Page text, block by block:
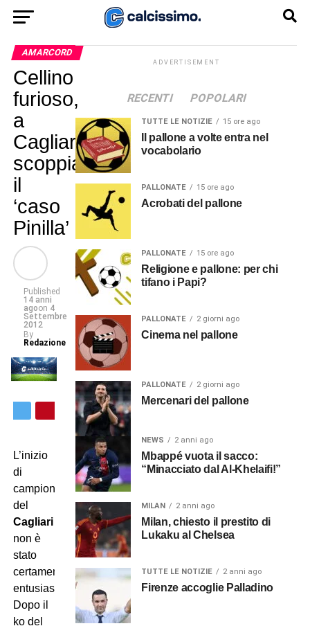
AMARCORD
Cellino
furioso,
a
Cagliari
scoppia
il
‘caso
Pinilla’
Published
14 anni
agoon 4
Settembre
2012
By
Redazione
L’inizio
di
campionato
del
Cagliari
non è
stato
certamente
entusiasmante.
Dopo il
ko del
ADVERTISEMENT
RECENTI POPOLARI
TUTTE LE NOTIZIE 15 ore ago
Il pallone a volte entra nel
vocabolario
PALLONATE 15 ore ago
Acrobati del pallone
PALLONATE 15 ore ago
Religione e pallone: per chi
tifano i Papi?
PALLONATE 2 giorni ago
Cinema nel pallone
PALLONATE 2 giorni ago
Mercenari del pallone
NEWS 2 anni ago
Mbappé vuota il sacco:
“Minacciato dal Al-Khelaifi!”
MILAN 2 anni ago
Milan, chiesto il prestito di
Lukaku al Chelsea
TUTTE LE NOTIZIE 2 anni ago
Firenze accoglie Palladino